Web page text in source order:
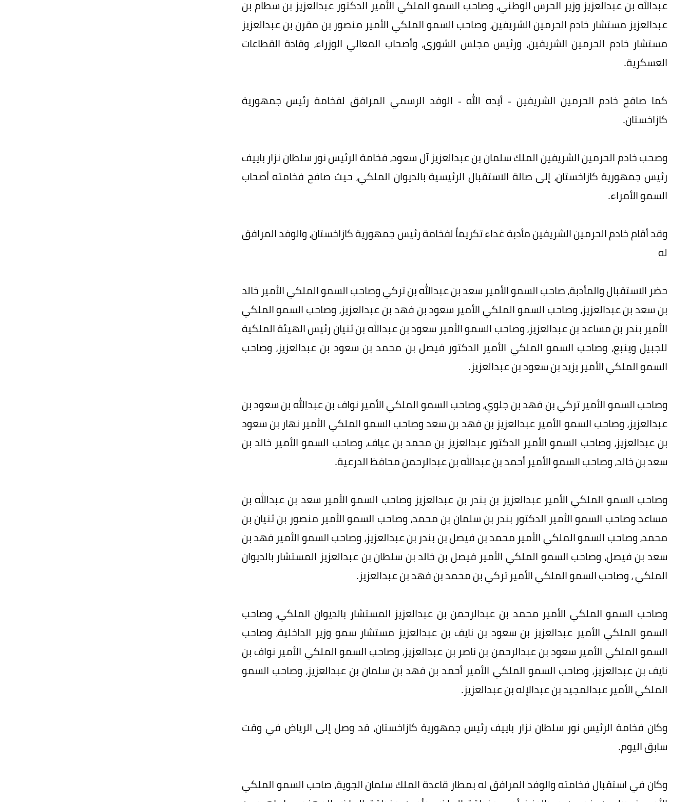
عبدالله بن عبدالعزيز وزير الحرس الوطني، وصاحب السمو الملكي الأمير الدكتور عبدالعزيز بن سطام بن
عبدالعزيز مستشار خادم الحرمين الشريفين، وصاحب السمو الملكي الأمير منصور بن مقرن بن عبدالعزيز
مستشار خادم الحرمين الشريفين، ورئيس مجلس الشورى، وأصحاب المعالي الوزراء، وقادة القطاعات
العسكرية.
كما صافح خادم الحرمين الشريفين - أيده الله - الوفد الرسمي المرافق لفخامة رئيس جمهورية
كازاخستان.
وصحب خادم الحرمين الشريفين الملك سلمان بن عبدالعزيز آل سعود، فخامة الرئيس نور سلطان نزار باييف
رئيس جمهورية كازاخستان، إلى صالة الاستقبال الرئيسية بالديوان الملكي، حيث صافح فخامته أصحاب
السمو الأمراء.
وقد أقام خادم الحرمين الشريفين مأدبة غداء تكريماً لفخامة رئيس جمهورية كازاخستان، والوفد المرافق
له
حضر الاستقبال والمأدبة، صاحب السمو الأمير سعد بن عبدالله بن تركي وصاحب السمو الملكي الأمير خالد
بن سعد بن عبدالعزيز، وصاحب السمو الملكي الأمير سعود بن فهد بن عبدالعزيز، وصاحب السمو الملكي
الأمير بندر بن مساعد بن عبدالعزيز، وصاحب السمو الأمير سعود بن عبدالله بن ثنيان رئيس الهيئة الملكية
للجبيل وينبع، وصاحب السمو الملكي الأمير الدكتور فيصل بن محمد بن سعود بن عبدالعزيز، وصاحب
السمو الملكي الأمير يزيد بن سعود بن عبدالعزيز.
وصاحب السمو الأمير تركي بن فهد بن جلوي، وصاحب السمو الملكي الأمير نواف بن عبدالله بن سعود بن
عبدالعزيز، وصاحب السمو الأمير عبدالعزيز بن فهد بن سعد وصاحب السمو الملكي الأمير نهار بن سعود
بن عبدالعزيز، وصاحب السمو الأمير الدكتور عبدالعزيز بن محمد بن عياف، وصاحب السمو الأمير خالد بن
سعد بن خالد، وصاحب السمو الأمير أحمد بن عبدالله بن عبدالرحمن محافظ الدرعية.
وصاحب السمو الملكي الأمير عبدالعزيز بن بندر بن عبدالعزيز وصاحب السمو الأمير سعد بن عبدالله بن
مساعد وصاحب السمو الأمير الدكتور بندر بن سلمان بن محمد، وصاحب السمو الأمير منصور بن ثنيان بن
محمد، وصاحب السمو الملكي الأمير محمد بن فيصل بن بندر بن عبدالعزيز، وصاحب السمو الأمير فهد بن
سعد بن فيصل، وصاحب السمو الملكي الأمير فيصل بن خالد بن سلطان بن عبدالعزيز المستشار بالديوان
الملكي ، وصاحب السمو الملكي الأمير تركي بن محمد بن فهد بن عبدالعزيز.
وصاحب السمو الملكي الأمير محمد بن عبدالرحمن بن عبدالعزيز المستشار بالديوان الملكي، وصاحب
السمو الملكي الأمير عبدالعزيز بن سعود بن نايف بن عبدالعزيز مستشار سمو وزير الداخلية، وصاحب
السمو الملكي الأمير سعود بن عبدالرحمن بن ناصر بن عبدالعزيز، وصاحب السمو الملكي الأمير نواف بن
نايف بن عبدالعزيز، وصاحب السمو الملكي الأمير أحمد بن فهد بن سلمان بن عبدالعزيز، وصاحب السمو
الملكي الأمير عبدالمجيد بن عبدالإله بن عبدالعزيز.
وكان فخامة الرئيس نور سلطان نزار باييف رئيس جمهورية كازاخستان، قد وصل إلى الرياض في وقت
سابق اليوم.
وكان في استقبال فخامته والوفد المرافق له بمطار قاعدة الملك سلمان الجوية، صاحب السمو الملكي